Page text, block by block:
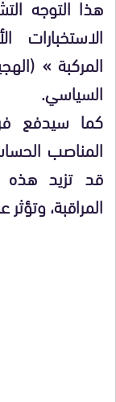
المركبة »
السياسي.
كما سيدفع
المناصب
قد تزيد هذه
المراقبة، وتؤثر